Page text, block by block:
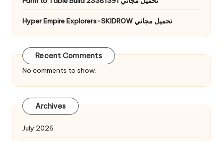
Hyper Empire Explorers-SKIDROW تحميل مجاني
Recent Comments
No comments to show.
Archives
July 2026